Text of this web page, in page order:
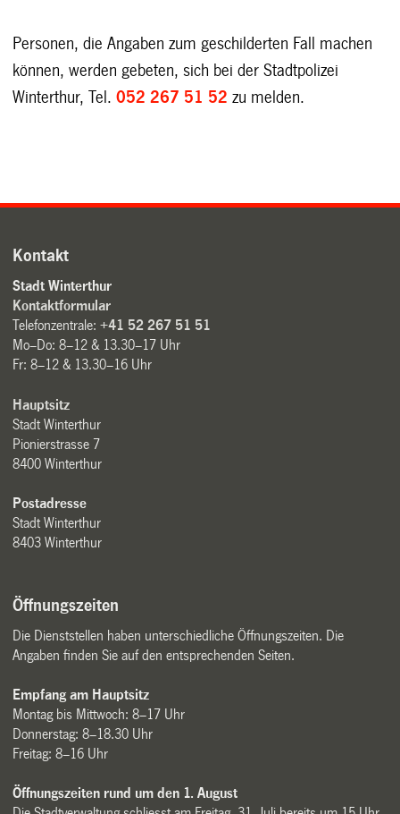
Personen, die Angaben zum geschilderten Fall machen
können, werden gebeten, sich bei der Stadtpolizei
Winterthur, Tel.052 267 51 52 zu melden.
Kontakt
Stadt Winterthur
Kontaktformular
Telefonzentrale:+41 52 267 51 51
Mo–Do: 8–12 & 13.30–17 Uhr
Fr: 8–12 & 13.30–16 Uhr
Hauptsitz
Stadt Winterthur
Pionierstrasse 7
8400 Winterthur
Postadresse
Stadt Winterthur
8403 Winterthur
Öffnungszeiten
Die Dienststellen haben unterschiedliche Öffnungszeiten. Die
Angaben finden Sie auf den entsprechenden Seiten.
Empfang am Hauptsitz
Montag bis Mittwoch: 8–17 Uhr
Donnerstag: 8–18.30 Uhr
Freitag: 8–16 Uhr
Öffnungszeiten rund um den 1. August